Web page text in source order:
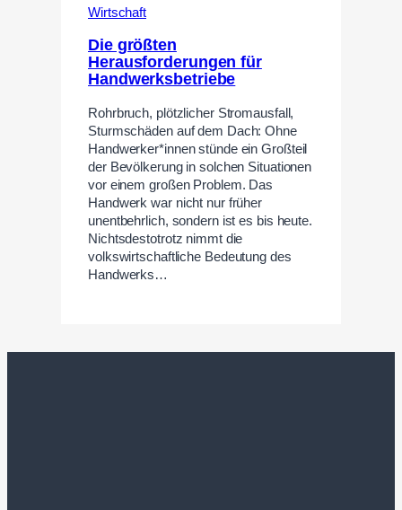
Wirtschaft
Die größten
Herausforderungen für
Handwerksbetriebe
Rohrbruch, plötzlicher Stromausfall,
Sturmschäden auf dem Dach: Ohne
Handwerker*innen stünde ein Großteil
der Bevölkerung in solchen Situationen
vor einem großen Problem. Das
Handwerk war nicht nur früher
unentbehrlich, sondern ist es bis heute.
Nichtsdestotrotz nimmt die
volkswirtschaftliche Bedeutung des
Handwerks…